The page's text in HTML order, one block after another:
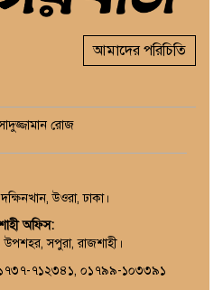
আমাদের পরিচিতি
রোজ
উওরা, ঢাকা।
অফিস:
উপশহর, সপুরা, রাজশাহী।
৭১২৩৪১, ০১৭৯৯-১০৩৩৯১